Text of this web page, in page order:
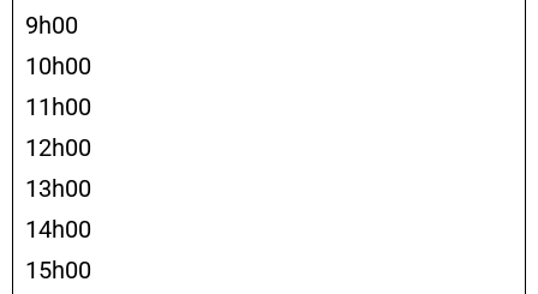
9h00
10h00
11h00
12h00
13h00
14h00
15h00